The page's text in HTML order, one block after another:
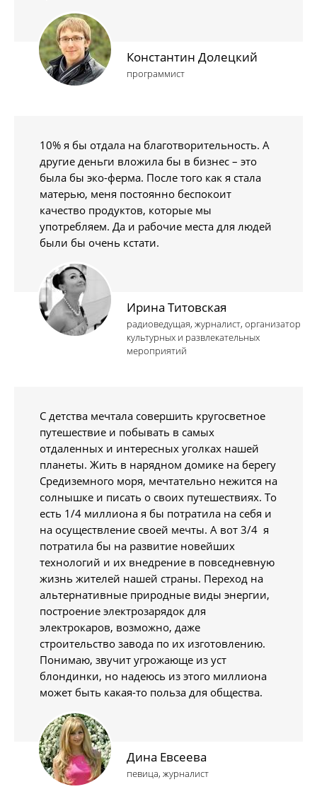
Константин Долецкий
программист
10% я бы отдала на благотворительность. А
другие деньги вложила бы в бизнес – это
была бы эко-ферма. После того как я стала
матерью, меня постоянно беспокоит
качество продуктов, которые мы
употребляем. Да и рабочие места для людей
были бы очень кстати.
Ирина Титовская
радиоведущая, журналист, организатор
культурных и развлекательных
мероприятий
С детства мечтала совершить кругосветное
путешествие и побывать в самых
отдаленных и интересных уголках нашей
планеты. Жить в нарядном домике на берегу
Средиземного моря, мечтательно нежится на
солнышке и писать о своих путешествиях. То
есть 1/4 миллиона я бы потратила на себя и
на осуществление своей мечты. А вот 3/4 я
потратила бы на развитие новейших
технологий и их внедрение в повседневную
жизнь жителей нашей страны. Переход на
альтернативные природные виды энергии,
построение электрозарядок для
электрокаров, возможно, даже
строительство завода по их изготовлению.
Понимаю, звучит угрожающе из уст
блондинки, но надеюсь из этого миллиона
может быть какая-то польза для общества.
Дина Евсеева
певица, журналист